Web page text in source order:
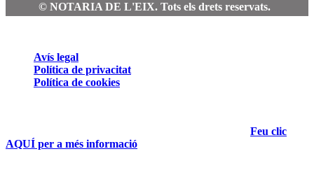
© NOTARIA DE L'EIX. Tots els drets reservats.
Avís legal
Política de privacitat
Política de cookies
Feu clic
AQUÍ per a més informació